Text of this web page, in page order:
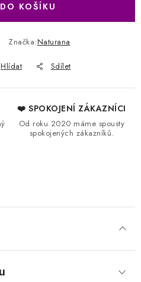
KOŠÍKU
Značka:Naturana
Hlídat Sdílet
❤️ SPOKOJENÍ ZÁKAZNÍCI
Od roku 2020 máme spousty
spokojených zákazníků.